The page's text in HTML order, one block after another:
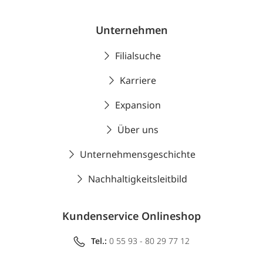
Unternehmen
Filialsuche
Karriere
Expansion
Über uns
Unternehmensgeschichte
Nachhaltigkeitsleitbild
Kundenservice Onlineshop
Tel.: 0 55 93 - 80 29 77 12